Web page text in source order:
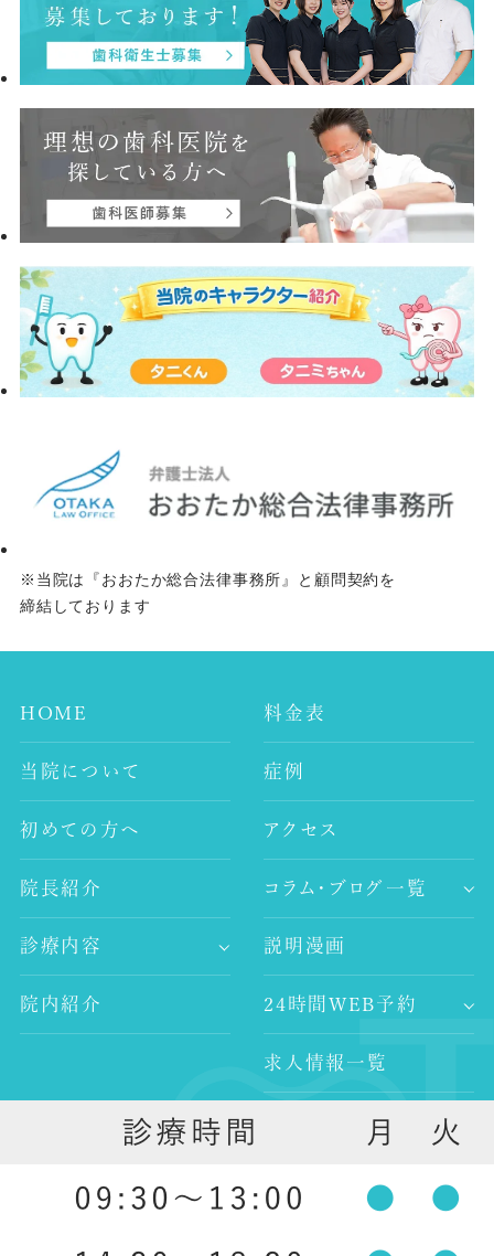
※当院は『おおたか総合法律事務所』と顧問契約を
締結しております
HOME
当院について
初めての方へ
院長紹介
診療内容
-歯が痛い
-入れ歯治療
院内紹介
料金表
症例
アクセス
コラム・ブログ一覧
-歯科コラム
-院長ブログ
説明漫画
24時間WEB予約
求人情報一覧
-歯科衛生士求人